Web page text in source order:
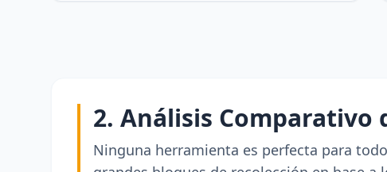
2. Análisis Comparativo
Ninguna herramienta es perfecta para